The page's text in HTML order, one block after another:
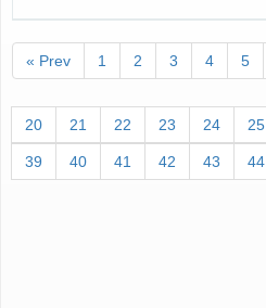
« Prev 1 2 3 4 5
20 21 22 23 24 25
39 40 41 42 43 44